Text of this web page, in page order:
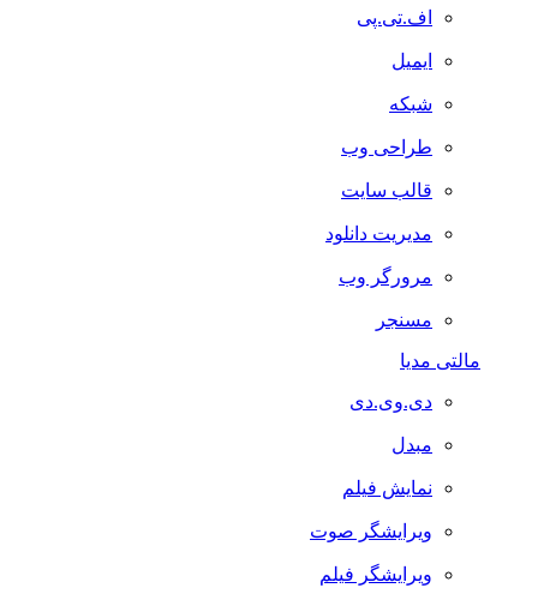
اف.تی.پی
ایمیل
شبکه
طراحی وب
قالب سایت
مدیریت دانلود
مرورگر وب
مسنجر
مالتی مدیا
دی.وی.دی
مبدل
نمایش فیلم
ویرایشگر صوت
ویرایشگر فیلم